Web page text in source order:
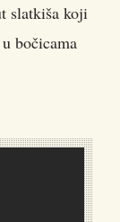
slatkiša koji
bočicama